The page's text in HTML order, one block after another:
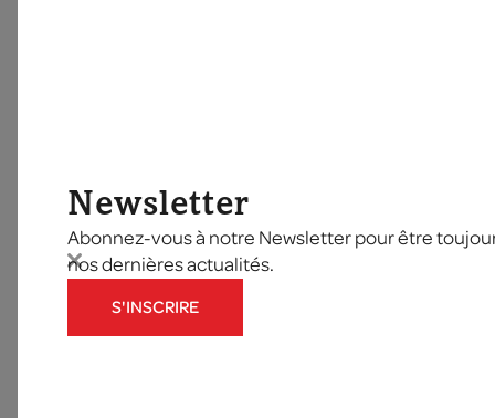
Newsletter
Abonnez-vous à notre Newsletter pour être
nos dernières actualités.
S'INSCRIRE